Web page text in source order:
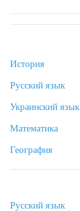
История
Русский язык
Украинский язык
Математика
География
Русский язык